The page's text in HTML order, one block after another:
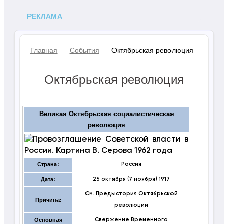
РЕКЛАМА
Главная События Октябрьская революция
Октябрьская революция
Великая Октябрьская социалистическая
революция
Страна: Россия
Дата: 25 октября (7 ноября) 1917
Причина:
См. Предыстория Октябрьской
революции
Основная
Свержение Временного